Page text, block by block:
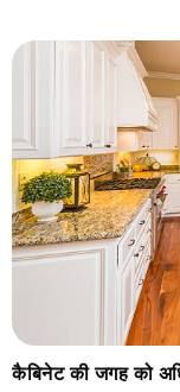
कैबिनेट की जगह को